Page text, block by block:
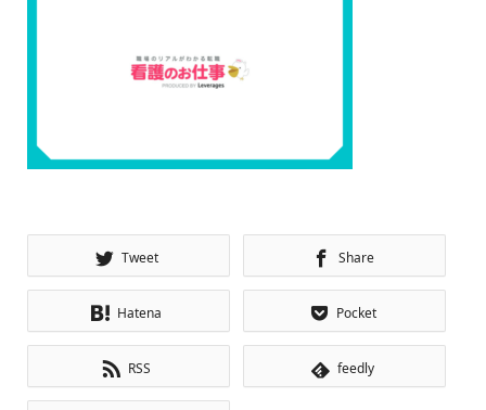
Tweet Share
Hatena Pocket
RSS feedly